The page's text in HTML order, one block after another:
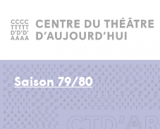
Saison 79/80